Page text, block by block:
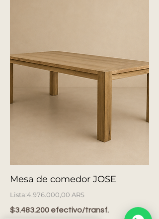
Mesa de comedor JOSE
Precio4.976.000,00 ARS
$3.483.200 efectivo/transf.